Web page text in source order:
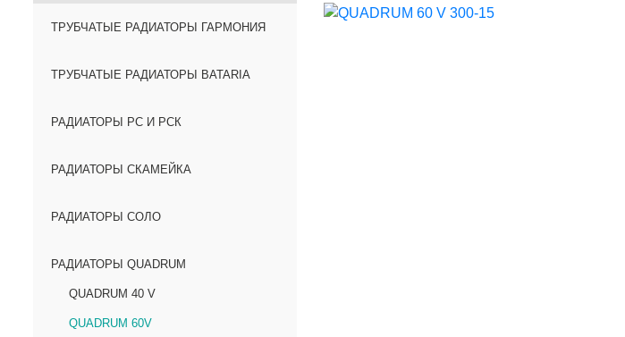
ТРУБЧАТЫЕ РАДИАТОРЫ ГАРМОНИЯ
ТРУБЧАТЫЕ РАДИАТОРЫ BATARIA
РАДИАТОРЫ РС И РСК
РАДИАТОРЫ СКАМЕЙКА
РАДИАТОРЫ СОЛО
РАДИАТОРЫ QUADRUM
QUADRUM 40 V
QUADRUM 60V